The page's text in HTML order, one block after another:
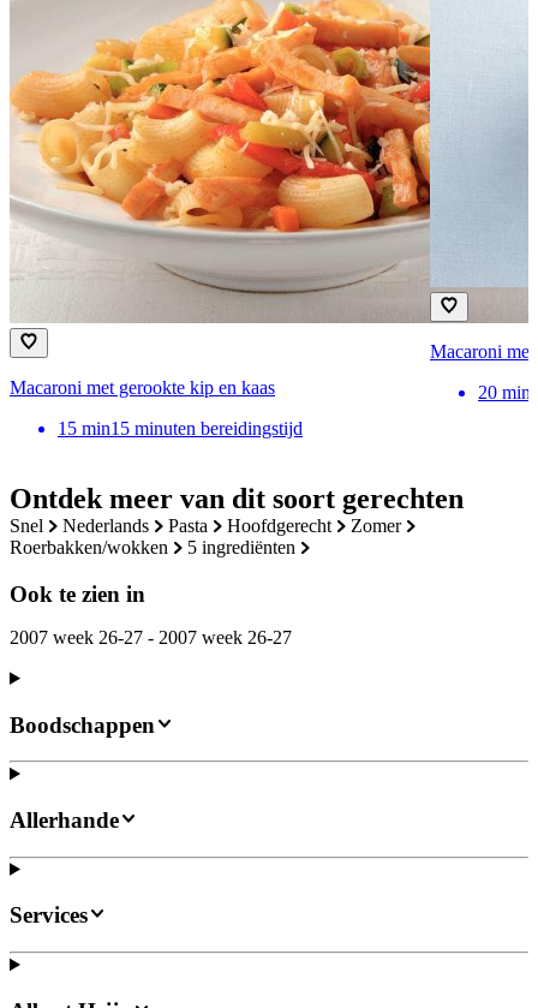
Ontdek meer van dit soort gerechten
snel nederlands pasta hoofdgerecht
zomer
roerbakken/wokken
5 ingrediënten
Ook te zien in
2007 week 26-27 - 2007 week 26-27
Macaroni met gerookte kip en kaas
15 min15 minuten bereidingstijd
Macaroni met
20 min
Boodschappen
Allerhande
Services